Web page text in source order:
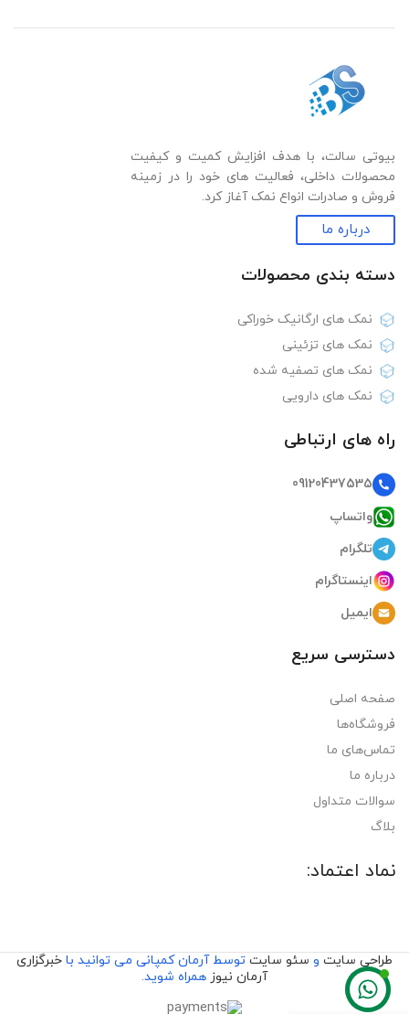
بیوتی سالت، با هدف افزایش کمیت و کیفیت
محصولات داخلی، فعالیت های خود را در زمینه
فروش و صادرات انواع نمک آغاز کرد.
درباره ما
دسته بندی‌ محصولات
نمک های ارگانیک خوراکی
نمک های تزئینی
نمک های تصفیه شده
نمک های دارویی
راه های ارتباطی
09120437535
واتساپ
تلگرام
اینستاگرام
ایمیل
دسترسی سریع
صفحه اصلی
فروشگاه‌ها
تماس‌های ما
درباره ما
سوالات متداول
بلاگ
نماد اعتماد:
طراحی سایت و سئو سایت توسط آرمان کمپانی می توانید با خبرگزاری
آرمان نیوز همراه شوید.